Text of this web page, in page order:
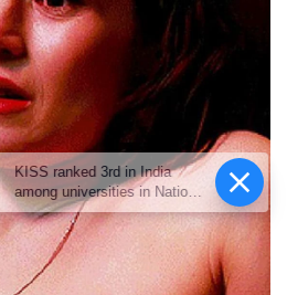
KISS ranked 3rd in India
among universities in National
Green University Ranking
2026